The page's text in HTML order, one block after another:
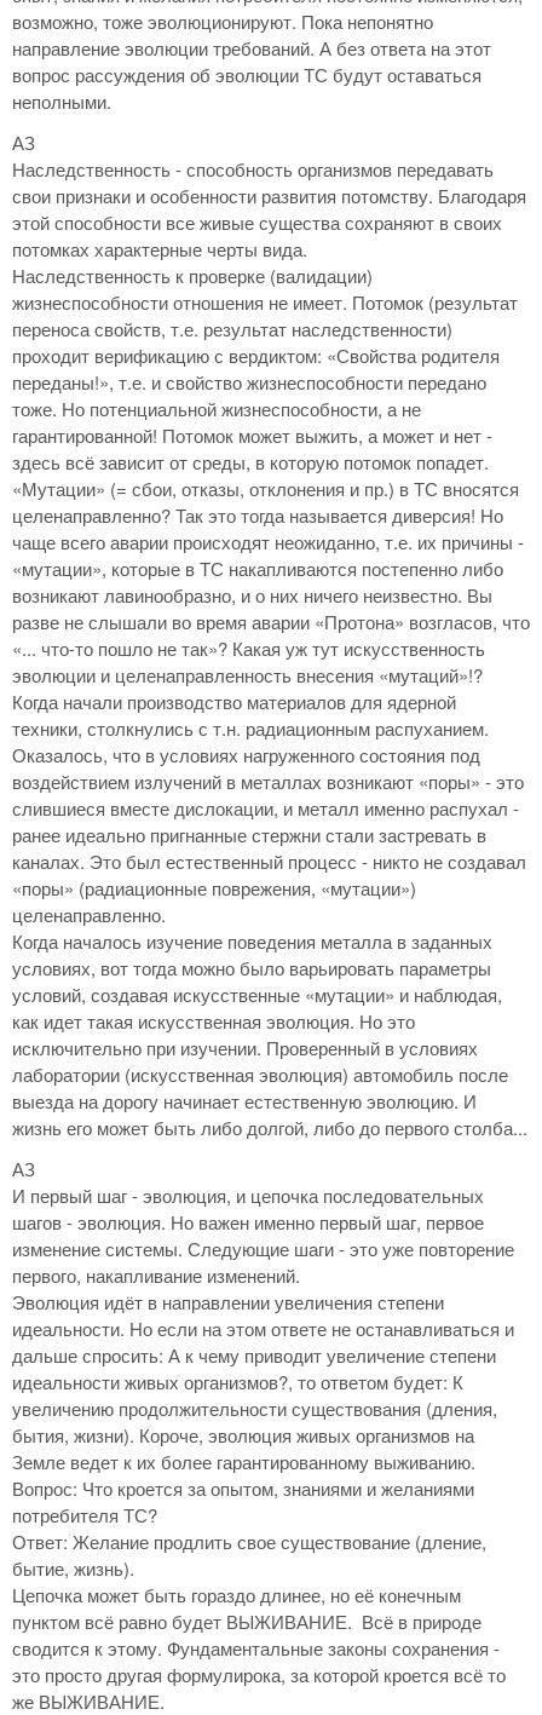
возможно, тоже эволюционируют. Пока непонятно
направление эволюции требований. А без ответа на этот
вопрос рассуждения об эволюции ТС будут оставаться
неполными.
АЗ
Наследственность - способность организмов передавать
свои признаки и особенности развития потомству. Благодаря
этой способности все живые существа сохраняют в своих
потомках характерные черты вида.
Наследственность к проверке (валидации)
жизнеспособности отношения не имеет. Потомок (результат
переноса свойств, т.е. результат наследственности)
проходит верификацию с вердиктом: «Свойства родителя
переданы!», т.е. и свойство жизнеспособности передано
тоже. Но потенциальной жизнеспособности, а не
гарантированной! Потомок может выжить, а может и нет -
здесь всё зависит от среды, в которую потомок попадет.
«Мутации» (= сбои, отказы, отклонения и пр.) в ТС вносятся
целенаправленно? Так это тогда называется диверсия! Но
чаще всего аварии происходят неожиданно, т.е. их причины -
«мутации», которые в ТС накапливаются постепенно либо
возникают лавинообразно, и о них ничего неизвестно. Вы
разве не слышали во время аварии «Протона» возгласов, что
«... что-то пошло не так»? Какая уж тут искусственность
эволюции и целенаправленность внесения «мутаций»!?
Когда начали производство материалов для ядерной
техники, столкнулись с т.н. радиационным распуханием.
Оказалось, что в условиях нагруженного состояния под
воздействием излучений в металлах возникают «поры» - это
слившиеся вместе дислокации, и металл именно распухал -
ранее идеально пригнанные стержни стали застревать в
каналах. Это был естественный процесс - никто не создавал
«поры» (радиационные поврежения, «мутации»)
целенаправленно.
Когда началось изучение поведения металла в заданных
условиях, вот тогда можно было варьировать параметры
условий, создавая искусственные «мутации» и наблюдая,
как идет такая искусственная эволюция. Но это
исключительно при изучении. Проверенный в условиях
лаборатории (искусственная эволюция) автомобиль после
выезда на дорогу начинает естественную эволюцию. И
жизнь его может быть либо долгой, либо до первого столба...
АЗ
И первый шаг - эволюция, и цепочка последовательных
шагов - эволюция. Но важен именно первый шаг, первое
изменение системы. Следующие шаги - это уже повторение
первого, накапливание изменений.
Эволюция идёт в направлении увеличения степени
идеальности. Но если на этом ответе не останавливаться и
дальше спросить: А к чему приводит увеличение степени
идеальности живых организмов?, то ответом будет: К
увеличению продолжительности существования (дления,
бытия, жизни). Короче, эволюция живых организмов на
Земле ведет к их более гарантированному выживанию.
Вопрос: Что кроется за опытом, знаниями и желаниями
потребителя ТС?
Ответ: Желание продлить свое существование (дление,
бытие, жизнь).
Цепочка может быть гораздо длинее, но её конечным
пунктом всё равно будет ВЫЖИВАНИЕ. Всё в природе
сводится к этому. Фундаментальные законы сохранения -
это просто другая формулирока, за которой кроется всё то
же ВЫЖИВАНИЕ.